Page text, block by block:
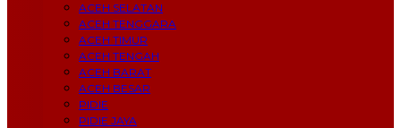
ACEH SELATAN
ACEH TENGGARA
ACEH TIMUR
ACEH TENGAH
ACEH BARAT
ACEH BESAR
PIDIE
PIDIE JAYA